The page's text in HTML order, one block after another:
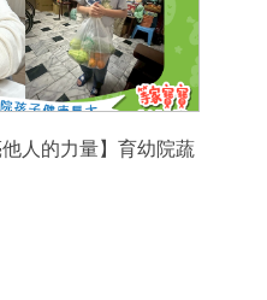
人的力量】育幼院蔬